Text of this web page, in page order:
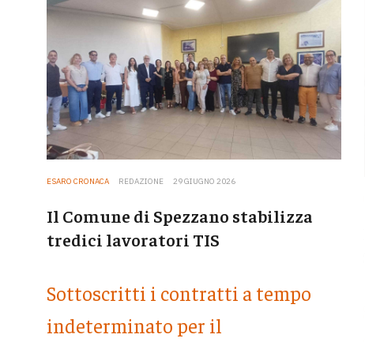
ESARO CRONACA REDAZIONE 29 GIUGNO 2026
Il Comune di Spezzano stabilizza
tredici lavoratori TIS
Sottoscritti i contratti a tempo
indeterminato per il